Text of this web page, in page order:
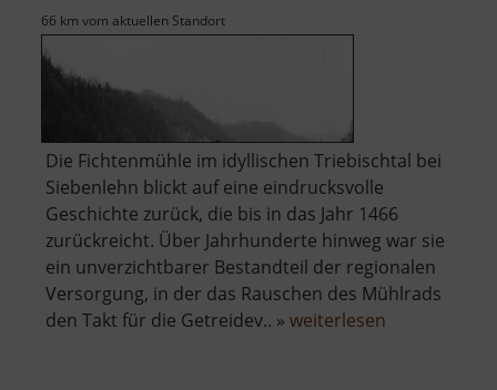
66 km vom aktuellen Standort
Die Fichtenmühle im idyllischen Triebischtal bei
Siebenlehn blickt auf eine eindrucksvolle
Geschichte zurück, die bis in das Jahr 1466
zurückreicht. Über Jahrhunderte hinweg war sie
ein unverzichtbarer Bestandteil der regionalen
Versorgung, in der das Rauschen des Mühlrads
den Takt für die Getreidev.. » weiterlesen